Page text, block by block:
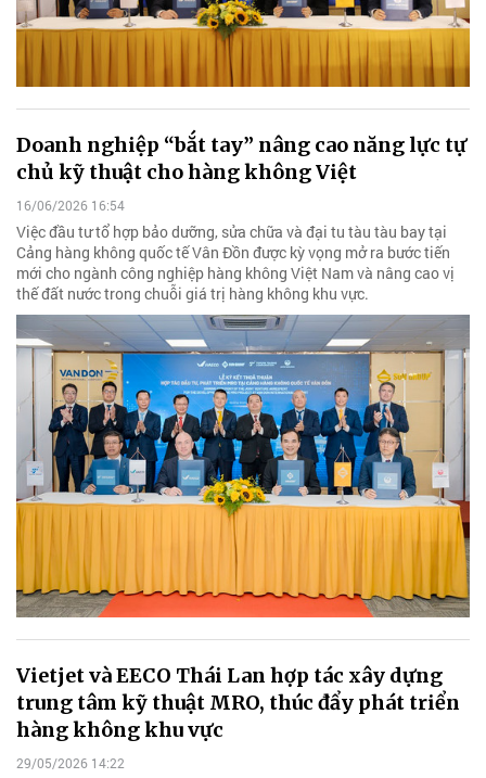
Doanh nghiệp “bắt tay” nâng cao năng lực tự
chủ kỹ thuật cho hàng không Việt
16/06/2026 16:54
Việc đầu tư tổ hợp bảo dưỡng, sửa chữa và đại tu tàu tàu bay tại
Cảng hàng không quốc tế Vân Đồn được kỳ vọng mở ra bước tiến
mới cho ngành công nghiệp hàng không Việt Nam và nâng cao vị
thế đất nước trong chuỗi giá trị hàng không khu vực.
Vietjet và EECO Thái Lan hợp tác xây dựng
trung tâm kỹ thuật MRO, thúc đẩy phát triển
hàng không khu vực
29/05/2026 14:22